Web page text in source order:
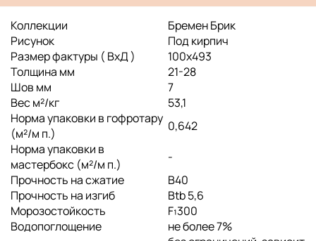
Коллекции
Бремен Брик
Рисунок
Под кирпич
Размер фактуры ( ВхД )
100x493
Толщина мм
21-28
Шов мм
7
Вес м²/кг
53,1
Норма упаковки в гофротару
(м²/м п.)
0,642
Норма упаковки в
мастербокс (м²/м п.)
-
Прочность на сжатие
B40
Прочность на изгиб
Btb 5,6
Морозостойкость
F₁300
Водопоглощение
не более 7%